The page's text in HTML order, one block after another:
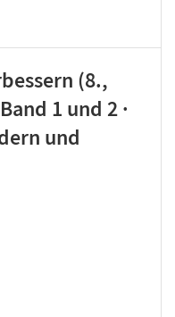
(8.,
1 und 2 ·
und